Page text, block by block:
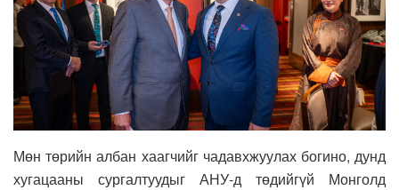
Мөн төрийн албан хаагчийг чадавхжуулах богино, дунд
хугацааны сургалтуудыг АНУ-д төдийгүй Монголд